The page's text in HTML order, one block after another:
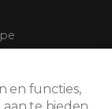
en functies,